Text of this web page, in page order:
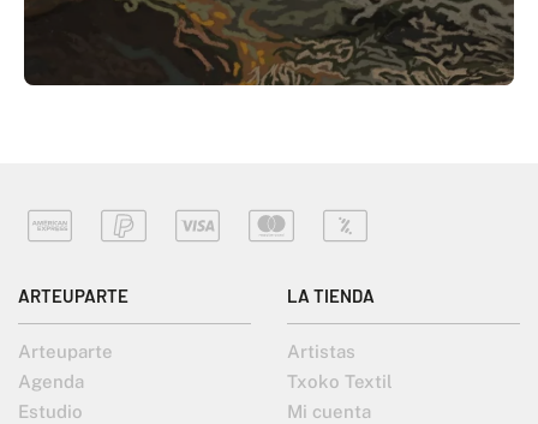
ARTEUPARTE
Arteuparte
Agenda
Estudio
LA TIENDA
Artistas
Txoko Textil
Mi cuenta